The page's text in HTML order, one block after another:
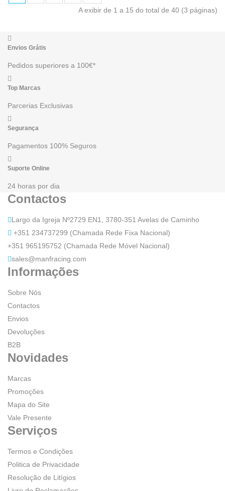
A exibir de 1 a 15 do total de 40 (3 páginas)
Envios Grátis
Pedidos superiores a 100€*
Top Marcas
Parcerias Exclusivas
Segurança
Pagamentos 100% Seguros
Suporte Online
24 horas por dia
Contactos
Largo da Igreja Nº2729 EN1, 3780-351 Avelas de Caminho
+351 234737299 (Chamada Rede Fixa Nacional)
+351 965195752 (Chamada Rede Móvel Nacional)
sales@manfracing.com
Informações
Sobre Nós
Contactos
Envios
Devoluções
B2B
Novidades
Marcas
Promoções
Mapa do Site
Vale Presente
Serviços
Termos e Condições
Politica de Privacidade
Resolução de Litígios